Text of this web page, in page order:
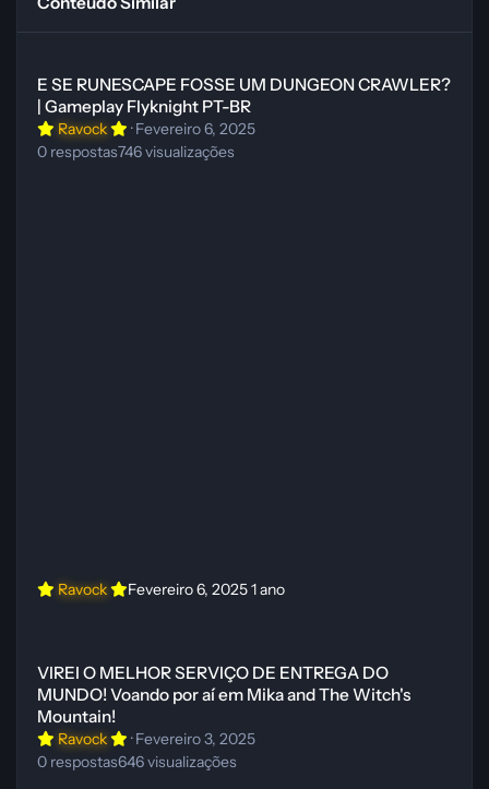
E SE RUNESCAPE FOSSE UM DUNGEON CRAWLER?
| Gameplay Flyknight PT-BR
Ravock ·Fevereiro 6, 2025
0 respostas746visualizações
Ravock Fevereiro 6, 20251 ano
VIREI O MELHOR SERVIÇO DE ENTREGA DO
MUNDO! Voando por aí em Mika and The Witch's
Mountain!
Ravock ·Fevereiro 3, 2025
0 respostas646visualizações